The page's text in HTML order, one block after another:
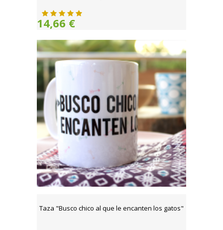
14,66 €
Taza "Busco chico al que le encanten los gatos"